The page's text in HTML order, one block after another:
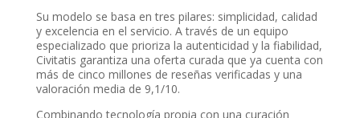
Su modelo se basa en tres pilares: simplicidad, calidad
y excelencia en el servicio. A través de un equipo
especializado que prioriza la autenticidad y la fiabilidad,
Civitatis garantiza una oferta curada que ya cuenta con
más de cinco millones de reseñas verificadas y una
valoración media de 9,1/10.
Combinando tecnología propia con una curación